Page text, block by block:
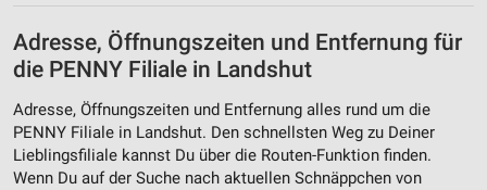
Adresse, Öffnungszeiten und Entfernung für
die PENNY Filiale in Landshut
Adresse, Öffnungszeiten und Entfernung alles rund um die
PENNY Filiale in Landshut. Den schnellsten Weg zu Deiner
Lieblingsfiliale kannst Du über die Routen-Funktion finden.
Wenn Du auf der Suche nach aktuellen Schnäppchen von